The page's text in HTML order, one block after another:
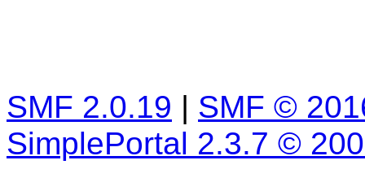
SMF 2.0.19 | SMF ©
SimplePortal 2.3.7 ©